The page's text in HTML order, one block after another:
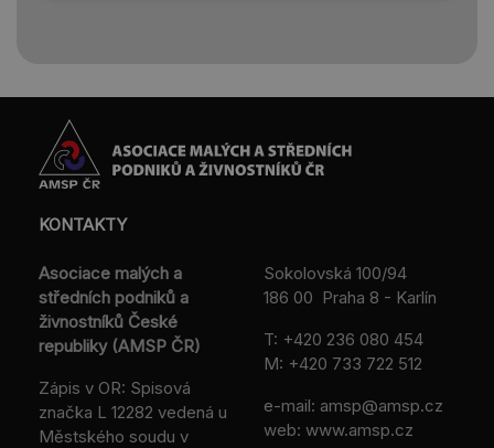
KONTAKTY
Asociace malých a
středních podniků a
živnostníků České
republiky (AMSP ČR)
Zápis v OR: Spisová
značka L 12282 vedená u
Městského soudu v
Sokolovská 100/94
186 00 Praha 8 - Karlín
T: +420 236 080 454
M: +420 733 722 512
e-mail: amsp@amsp.cz
web: www.amsp.cz